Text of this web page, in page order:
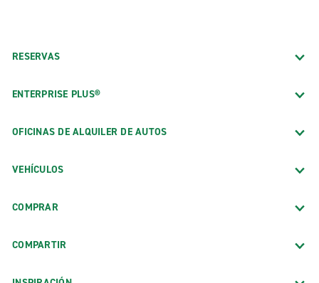
RESERVAS
ENTERPRISE PLUS®
OFICINAS DE ALQUILER DE AUTOS
VEHÍCULOS
COMPRAR
COMPARTIR